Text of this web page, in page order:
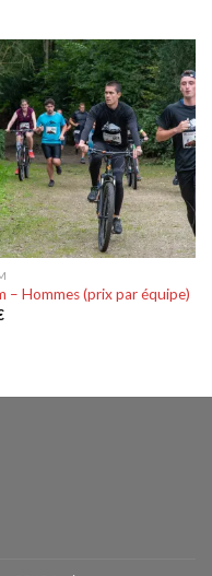
– Hommes (prix par équipe)